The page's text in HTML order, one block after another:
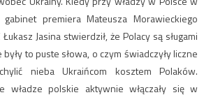
premiera Mateusza Morawieckiego
Jasina stwierdził, że Polacy są sługami
to puste słowa, o czym świadczyły liczne
nieba Ukraińcom kosztem Polaków.
władze polskie aktywnie włączały się w